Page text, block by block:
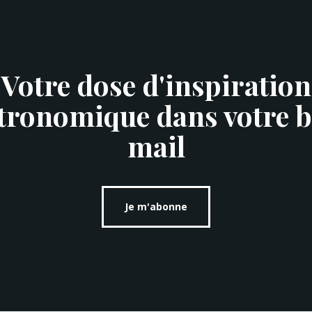
Votre dose d'inspiration
dans votre
mail
Je m'abonne